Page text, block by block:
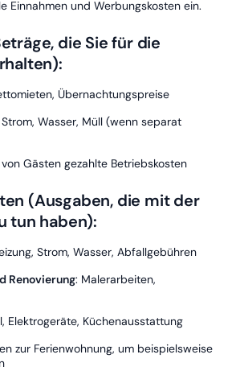
Einnahmen und Werbungskosten ein.
die Sie für die
Übernachtungspreise
Strom, Wasser, Müll (wenn separat
von Gästen gezahlte Betriebskosten
(Ausgaben, die mit der
tun haben):
Strom, Wasser, Abfallgebühren
Renovierung: Malerarbeiten,
Elektrogeräte, Küchenausstattung
zur Ferienwohnung, um beispielsweise